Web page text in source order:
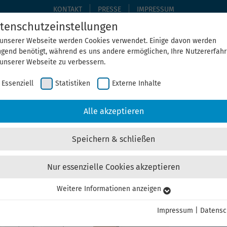
KONTAKT PRESSE IMPRESSUM
THEGA ERLEBEN ÜBER UNS
Zertifikat für einen
Webseite werden Cookies verwendet. Einige davon werden
benötigt, während es uns andere ermöglichen, Ihre
Webseite zu verbessern.
Essenziell Statistiken Externe Inhalte
Alle akzeptieren
Speichern & schließen
Nur essenzielle Cookies akzeptieren
Cookies werden für grundlegende Funktionen der Webseite
Weitere Informationen anzeigen
Impressum